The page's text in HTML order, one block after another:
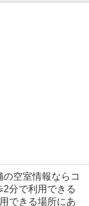
空室情報ならコ
分で利用できる
できる場所にあ